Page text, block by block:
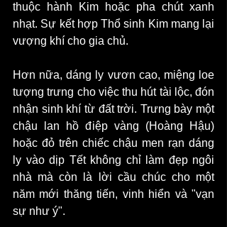
thuộc hành Kim hoặc pha chút xanh
nhạt. Sự kết hợp Thổ sinh Kim mang lại
vượng khí cho gia chủ.
Hơn nữa, dáng ly vươn cao, miệng loe
tượng trưng cho việc thu hút tài lộc, đón
nhận sinh khí từ đất trời. Trưng bày một
chậu lan hồ điệp vàng (Hoàng Hậu)
hoặc đỏ trên chiếc chậu men rạn dáng
ly vào dịp Tết không chỉ làm đẹp ngôi
nhà mà còn là lời cầu chúc cho một
năm mới thăng tiến, vinh hiển và "vạn
sự như ý".